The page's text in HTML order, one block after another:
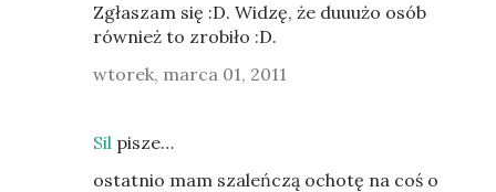
Zgłaszam się :D. Widzę, że duuużo osób
również to zrobiło :D.
wtorek, marca 01, 2011
Sil pisze…
ostatnio mam szaleńczą ochotę na coś o